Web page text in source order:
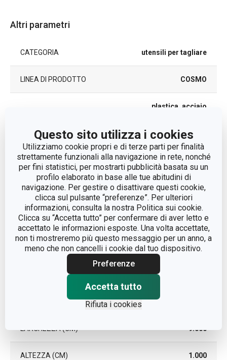
Questo sito utilizza i cookies
Utilizziamo cookie propri e di terze parti per finalità
strettamente funzionali alla navigazione in rete, nonché
per fini statistici, per mostrarti pubblicità basata su un
profilo elaborato in base alle tue abitudini di
navigazione. Per gestire o disattivare questi cookie,
clicca sul pulsante “preferenze”. Per ulteriori
informazioni, consulta la nostra Politica sui cookie.
Clicca su “Accetta tutto” per confermare di aver letto e
accettato le informazioni esposte. Una volta accettate,
non ti mostreremo più questo messaggio per un anno, a
meno che non cancelli i cookie dal tuo dispositivo.
Preferenze
Accetta tutto
Rifiuta i cookies
Altri parametri
CATEGORIA utensili per tagliare
LINEA DI PRODOTTO COSMO
plastica, acciaio
TIPO forbici
COLORE Rosso
LAVAGGIO IN
LAVASTOVIGLIE
EAN 8595028424676
DURATA DELLA GARANZIA
LARGHEZZA (CM) 9.000
ALTEZZA (CM) 1.000